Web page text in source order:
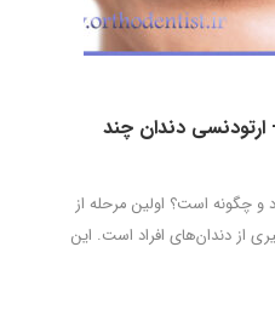
دندان چند
و چگونه است؟ اولین مرحله از
از دندان‌های افراد است. این